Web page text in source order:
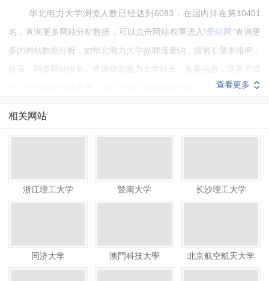
华北电力大学浏览人数已经达到6083，在国内排在第10401
名，查询更多网站分析数据，可以点击网站权重进入“爱站网 ”查询更
多的网站数据分析，如华北电力大学品牌流量词，搜索引擎来路IP，
收录，同类网站排名，查询华北电力大学站长，备案信息，联系方式
查看更多
相关网站
浙江理工大学 暨南大学 长沙理工大学
同济大学 澳門科技大學 北京航空航天大学